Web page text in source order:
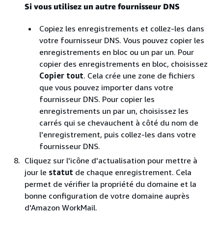
Si vous utilisez un autre fournisseur DNS
Copiez les enregistrements et collez-les dans
votre fournisseur DNS. Vous pouvez copier les
enregistrements en bloc ou un par un. Pour
copier des enregistrements en bloc, choisissez
Copier tout. Cela crée une zone de fichiers
que vous pouvez importer dans votre
fournisseur DNS. Pour copier les
enregistrements un par un, choisissez les
carrés qui se chevauchent à côté du nom de
l'enregistrement, puis collez-les dans votre
fournisseur DNS.
Cliquez sur l'icône d'actualisation pour mettre à
jour le statut de chaque enregistrement. Cela
permet de vérifier la propriété du domaine et la
bonne configuration de votre domaine auprès
d'Amazon WorkMail.